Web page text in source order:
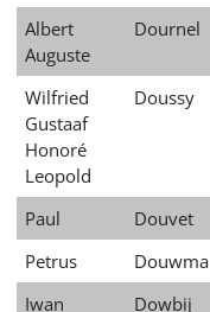
Albert
Auguste
Dournel
Wilfried
Gustaaf
Honoré
Leopold
Doussy
Paul
Douvet
Petrus
Douwma
Iwan
Dowbij